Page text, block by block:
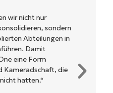
unserem
Eigentümern und
wir
höhere
alle ein Win-win-